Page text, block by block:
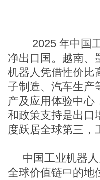
2025 年中国工
净出口国。越南、
机器人凭借性价比
子制造、汽车生产
产及应用体验中心
和政策支持是出口
度跃居全球第三，
中国工业机器人
全球价值链中的地